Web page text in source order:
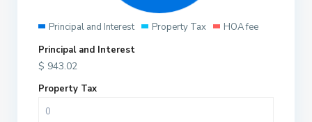
Principal and Interest Property Tax
HOA fee
Principal and Interest
$ 943.02
Property Tax